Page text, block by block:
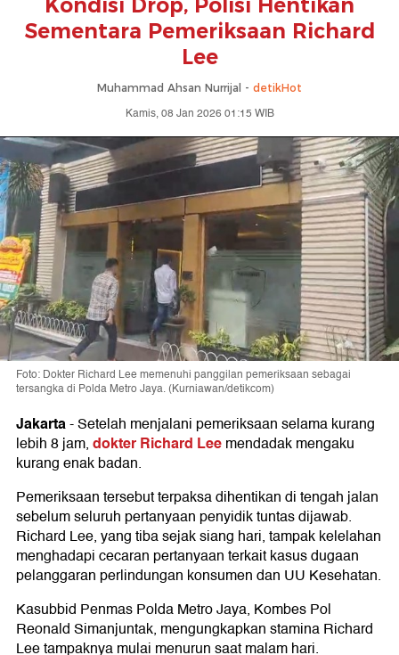
Kondisi Drop, Polisi Hentikan
Sementara Pemeriksaan Richard
Lee
Muhammad Ahsan Nurrijal - detikHot
Kamis, 08 Jan 2026 01:15 WIB
Foto: Dokter Richard Lee memenuhi panggilan pemeriksaan sebagai
tersangka di Polda Metro Jaya. (Kurniawan/detikcom)
Jakarta-Setelah menjalani pemeriksaan selama kurang
lebih 8 jam,dokter Richard Leemendadak mengaku
kurang enak badan.
Pemeriksaan tersebut terpaksa dihentikan di tengah jalan
sebelum seluruh pertanyaan penyidik tuntas dijawab.
Richard Lee, yang tiba sejak siang hari, tampak kelelahan
menghadapi cecaran pertanyaan terkait kasus dugaan
pelanggaran perlindungan konsumen dan UU Kesehatan.
Kasubbid Penmas Polda Metro Jaya, Kombes Pol
Reonald Simanjuntak, mengungkapkan stamina Richard
Lee tampaknya mulai menurun saat malam hari.